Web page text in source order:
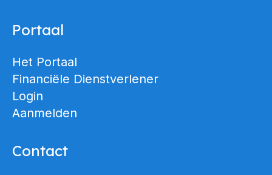
Portaal
Het Portaal
Financiële Dienstverlener
Login
Aanmelden
Contact